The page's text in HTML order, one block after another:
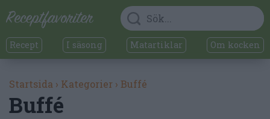
Recept I säsong Matartiklar Om kocken
Startsida › Kategorier › Buffé
Buffé